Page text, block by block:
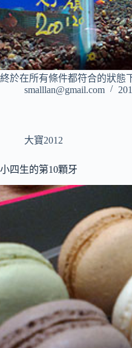
終於在所有條件都符合的狀態
smalllan@gmail.com
大寶2012
小四生的第10顆牙